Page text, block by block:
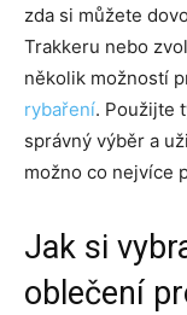
zda si můžete
Trakkeru nebo
několik možností
rybaření. Použijte
správný výběr a
možno co nejvíce
Jak si
oblečení